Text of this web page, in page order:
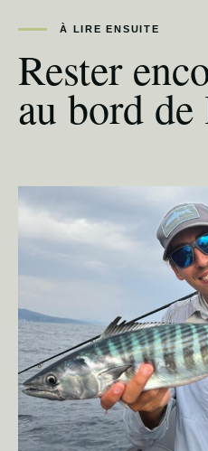
À LIRE ENSUITE
Rester
au bord de